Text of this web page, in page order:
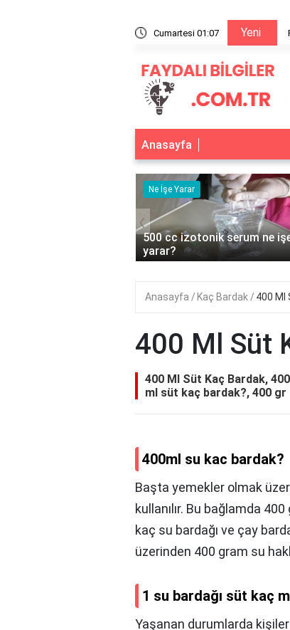
Cumartesi 01:07 Yeni
Anasayfa
Ne İşe Yarar
500 cc izotonik serum ne
yarar?
‹
Anasayfa Kaç Bardak 400 Ml
400 Ml Süt
400 Ml Süt Kaç Bardak,
ml süt kaç bardak?, 400 gr
400ml su kac bardak?
Başta yemekler olmak
kullanılır. Bu bağlamda
kaç su bardağı ve çay
üzerinden 400 gram su
1 su bardağı süt kaç
Yaşanan durumlarda